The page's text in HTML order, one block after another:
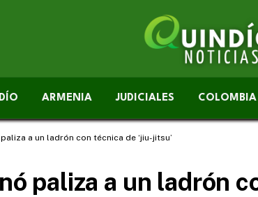
ARMENIA JUDICIALES COLOMBIA
a un ladrón con técnica de ‘jiu-jitsu’
paliza a un ladrón